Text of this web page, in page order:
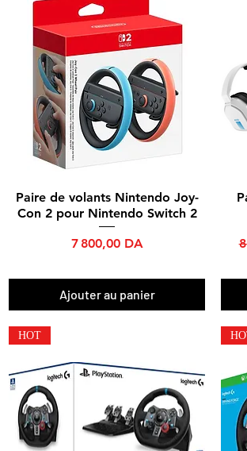
Aperçu rapide
Paire de volants Nintendo Joy-
Con 2 pour Nintendo Switch 2
Prix
7 800,00 DA
Ajouter au panier
HOT